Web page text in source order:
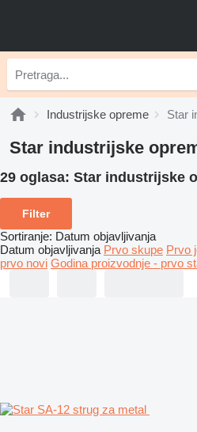
Industrijske opreme Star
Star industrijske
29 oglasa: Star industrijske
Filter
Sortiranje: Datum objavljivanja
Datum objavljivanja Prvo skupe Prvo
prvo novi Godina proizvodnje - prvo